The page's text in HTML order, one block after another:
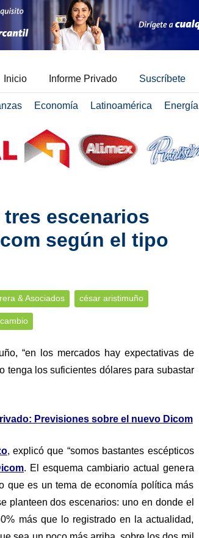
Inicio Informe Privado Suscríbete
Economía Latinoamérica Energía
escenarios
según el tipo
& Asociados césar aristimuño
“en los mercados hay expectativas de
tenga los suficientes dólares para subastar
Previsiones sobre el nuevo Dicom
, explicó que “somos bastantes escépticos
. El esquema cambiario actual genera
que es un tema de economía política más
planteen dos escenarios: uno en donde el
más que lo registrado en la actualidad,